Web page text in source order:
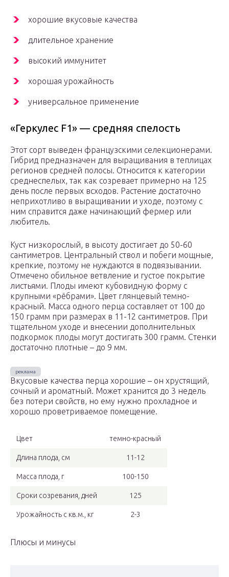
хорошие вкусовые качества
длительное хранение
высокий иммунитет
хорошая урожайность
универсальное применение
«Геркулес F1» — средняя спелость
Этот сорт выведен французскими селекционерами.
Гибрид предназначен для выращивания в теплицах
регионов средней полосы. Относится к категории
среднеспелых, так как созревает примерно на 125
день после первых всходов. Растение достаточно
неприхотливо в выращивании и уходе, поэтому с
ним справится даже начинающий фермер или
любитель.
Куст низкорослый, в высоту достигает до 50-60
сантиметров. Центральный ствол и побеги мощные,
крепкие, поэтому не нуждаются в подвязывании.
Отмечено обильное ветвление и густое покрытие
листьями. Плоды имеют кубовидную форму с
крупными «рёбрами». Цвет глянцевый темно-
красный. Масса одного перца составляет от 100 до
150 грамм при размерах в 11-12 сантиметров. При
тщательном уходе и внесении дополнительных
подкормок плоды могут достигать 300 грамм. Стенки
достаточно плотные – до 9 мм.
Вкусовые качества перца хорошие – он хрустящий,
сочный и ароматный. Может хранится до 3 недель
без потери свойств, но ему нужно прохладное и
хорошо проветриваемое помещение.
Цвет темно-красный
Длина плода, см 11-12
Масса плода, г 100-150
Сроки созревания, дней 125
Урожайность с кв.м., кг 2-3
Плюсы и минусы